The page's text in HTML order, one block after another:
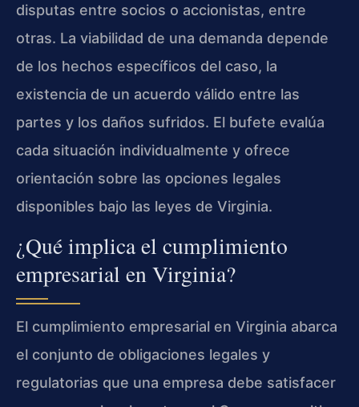
disputas entre socios o accionistas, entre
otras. La viabilidad de una demanda depende
de los hechos específicos del caso, la
existencia de un acuerdo válido entre las
partes y los daños sufridos. El bufete evalúa
cada situación individualmente y ofrece
orientación sobre las opciones legales
disponibles bajo las leyes de Virginia.
¿Qué implica el cumplimiento
empresarial en Virginia?
El cumplimiento empresarial en Virginia abarca
el conjunto de obligaciones legales y
regulatorias que una empresa debe satisfacer